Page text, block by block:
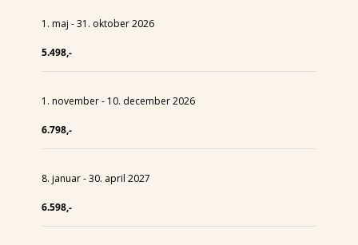
1. maj - 31. oktober 2026
5.498,-
1. november - 10. december 2026
6.798,-
8. januar - 30. april 2027
6.598,-